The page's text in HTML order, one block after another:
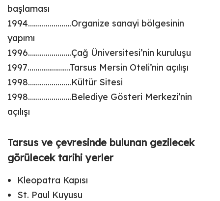
başlaması
1994………………….Organize sanayi bölgesinin
yapımı
1996………………….Çağ Üniversitesi’nin kuruluşu
1997………………….Tarsus Mersin Oteli’nin açılışı
1998………………….Kültür Sitesi
1998………………….Belediye Gösteri Merkezi’nin
açılışı
Tarsus ve çevresinde bulunan gezilecek
görülecek tarihi yerler
Kleopatra Kapısı
St. Paul Kuyusu